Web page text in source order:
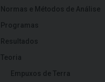
Normas e Métodos de Análise
Programas
Resultados
Teoria
Empuxos de Terra